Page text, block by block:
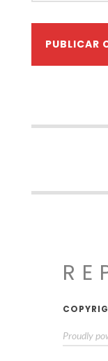
Proudly